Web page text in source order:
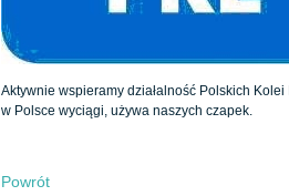
Aktywnie wspieramy działalność Polskich
w Polsce wyciągi, używa naszych czapek.
Powrót